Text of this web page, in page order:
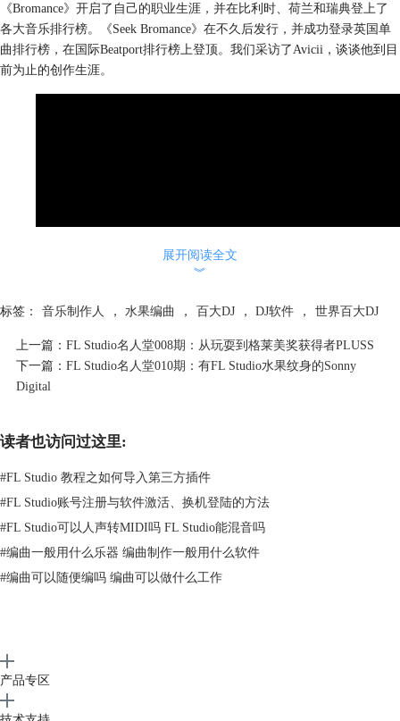
《Bromance》开启了自己的职业生涯，并在比利时、荷兰和瑞典登上了
各大音乐排行榜。《Seek Bromance》在不久后发行，并成功登录英国单
曲排行榜，在国际Beatport排行榜上登顶。我们采访了Avicii，谈谈他到目
前为止的创作生涯。
Avicii成名作：Seek Bromance
这段旋律是我两年前在路上做的。直到后来，我的经理才提醒我说“我们
真的应该在这只曲子上多努力尝试”。最终的结果其实和原来差不多，只
是一些微调和更换不同乐器。但我们花了很大功夫才使它听上去在和谐度
展开阅读全文
︾
标签： 音乐制作人 ， 水果编曲 ， 百大DJ ， DJ软件 ， 世界百大DJ
上一篇： FL Studio名人堂008期：从玩耍到格莱美奖获得者PLUSS
下一篇： FL Studio名人堂010期：有FL Studio水果纹身的Sonny
Digital
读者也访问过这里:
#FL Studio 教程之如何导入第三方插件
#FL Studio账号注册与软件激活、换机登陆的方法
#FL Studio可以人声转MIDI吗 FL Studio能混音吗
#编曲一般用什么乐器 编曲制作一般用什么软件
#编曲可以随便编吗 编曲可以做什么工作
产品专区